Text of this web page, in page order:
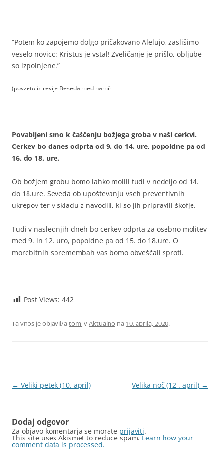
“Potem ko zapojemo dolgo pričakovano Alelujo, zaslišimo
veselo novico: Kristus je vstal! Zveličanje je prišlo, obljube
so izpolnjene.”
(povzeto iz revije Beseda med nami)
Povabljeni smo k čaščenju božjega groba v naši cerkvi.
Cerkev bo danes odprta od 9. do 14. ure, popoldne pa od
16. do 18. ure.
Ob božjem grobu bomo lahko molili tudi v nedeljo od 14.
do 18.ure. Seveda ob upoštevanju vseh preventivnih
ukrepov ter v skladu z navodili, ki so jih pripravili škofje.
Tudi v naslednjih dneh bo cerkev odprta za osebno molitev
med 9. in 12. uro, popoldne pa od 15. do 18.ure. O
morebitnih spremembah vas bomo obveščali sproti.
Post Views: 442
Ta vnos je objavil/a tomivAktualno na 10. aprila, 2020.
Krmarjenje
← Veliki petek (10. april) Velika noč (12 . april) →
Dodaj odgovor
Za objavo komentarja se morate prijaviti.
This site uses Akismet to reduce spam.Learn how your
comment data is processed.